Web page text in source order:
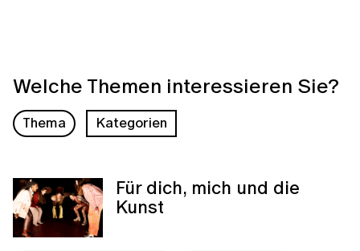
Welche Themen interessieren Sie?
Thema Kategorien
Für dich, mich und die
Kunst